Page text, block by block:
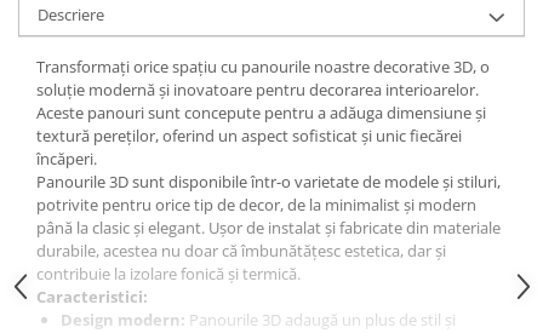
Descriere
Transformați orice spațiu cu panourile noastre decorative 3D, o
soluție modernă și inovatoare pentru decorarea interioarelor.
Aceste panouri sunt concepute pentru a adăuga dimensiune și
textură pereților, oferind un aspect sofisticat și unic fiecărei
încăperi.
Panourile 3D sunt disponibile într-o varietate de modele și stiluri,
potrivite pentru orice tip de decor, de la minimalist și modern
până la clasic și elegant. Ușor de instalat și fabricate din materiale
durabile, acestea nu doar că îmbunătățesc estetica, dar și
contribuie la izolare fonică și termică.
Caracteristici:
Design modern: Panourile 3D adaugă un plus de stil și